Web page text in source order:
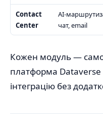
Contact
Center
AI-
чат, email
Кожен модуль —
платформа Dataverse
інтеграцію без